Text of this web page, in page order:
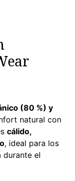
(80 %) y
natural con
cálido,
, ideal para los
durante el